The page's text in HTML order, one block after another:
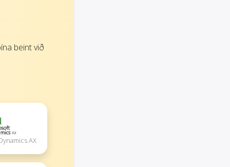
beint við
AX